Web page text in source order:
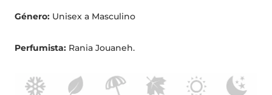
Género: Unisex a Masculino
Perfumista: Rania Jouaneh.